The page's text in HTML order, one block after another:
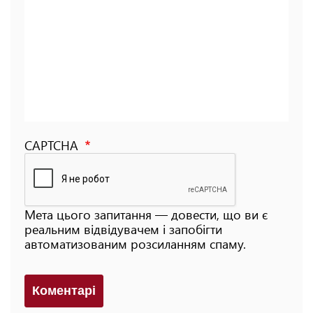
CAPTCHA
Мета цього запитання — довести, що ви є
реальним відвідувачем і запобігти
автоматизованим розсиланням спаму.
Коментарi